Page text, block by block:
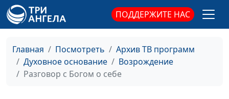
ПОДДЕРЖИТЕ НАС
Главная Посмотреть
Архив ТВ программ
Духовное основание
Возрождение
Разговор с Богом о себе
марта
доктор практической
теологии
мелочь ли это?
священнослужитель
Долг верующего
Олег Харламов,